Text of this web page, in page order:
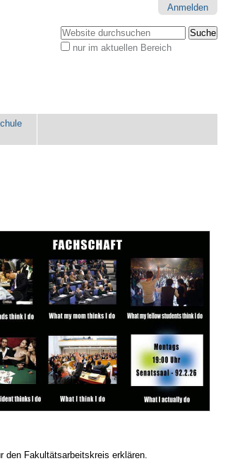
Anmelden
Website durchsuchen
nur im aktuellen Bereich
Fakultätsarbeitskreis erklären.